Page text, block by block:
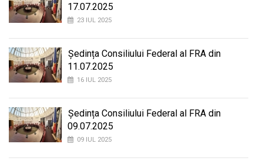
17.07.2025
23 IUL 2025
Ședința Consiliului Federal al FRA din
11.07.2025
16 IUL 2025
Ședința Consiliului Federal al FRA din
09.07.2025
09 IUL 2025